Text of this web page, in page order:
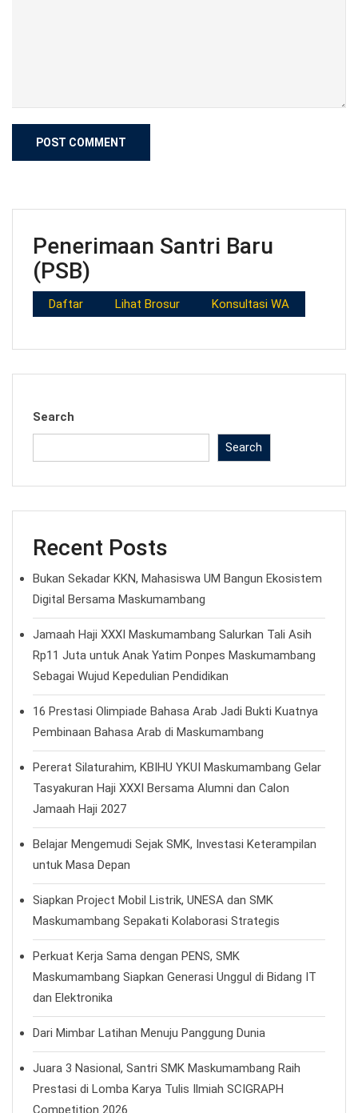
Penerimaan Santri Baru
(PSB)
Daftar Lihat Brosur Konsultasi WA
Search
Search
Recent Posts
Bukan Sekadar KKN, Mahasiswa UM Bangun Ekosistem
Digital Bersama Maskumambang
Jamaah Haji XXXI Maskumambang Salurkan Tali Asih
Rp11 Juta untuk Anak Yatim Ponpes Maskumambang
Sebagai Wujud Kepedulian Pendidikan
16 Prestasi Olimpiade Bahasa Arab Jadi Bukti Kuatnya
Pembinaan Bahasa Arab di Maskumambang
Pererat Silaturahim, KBIHU YKUI Maskumambang Gelar
Tasyakuran Haji XXXI Bersama Alumni dan Calon
Jamaah Haji 2027
Belajar Mengemudi Sejak SMK, Investasi Keterampilan
untuk Masa Depan
Siapkan Project Mobil Listrik, UNESA dan SMK
Maskumambang Sepakati Kolaborasi Strategis
Perkuat Kerja Sama dengan PENS, SMK
Maskumambang Siapkan Generasi Unggul di Bidang IT
dan Elektronika
Dari Mimbar Latihan Menuju Panggung Dunia
Juara 3 Nasional, Santri SMK Maskumambang Raih
Prestasi di Lomba Karya Tulis Ilmiah SCIGRAPH
Competition 2026